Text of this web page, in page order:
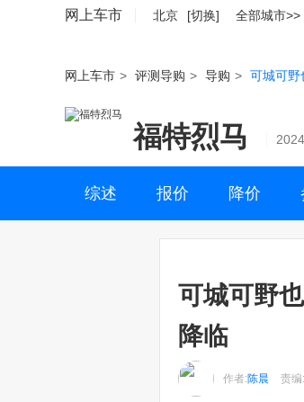
网上车市 北京 [切换] 全部城市>>
网上车市 > 评测导购 > 导购 > 可城可野
福特烈马
综述 报价 降价
可城可野
降临
作者:陈晨 责编: